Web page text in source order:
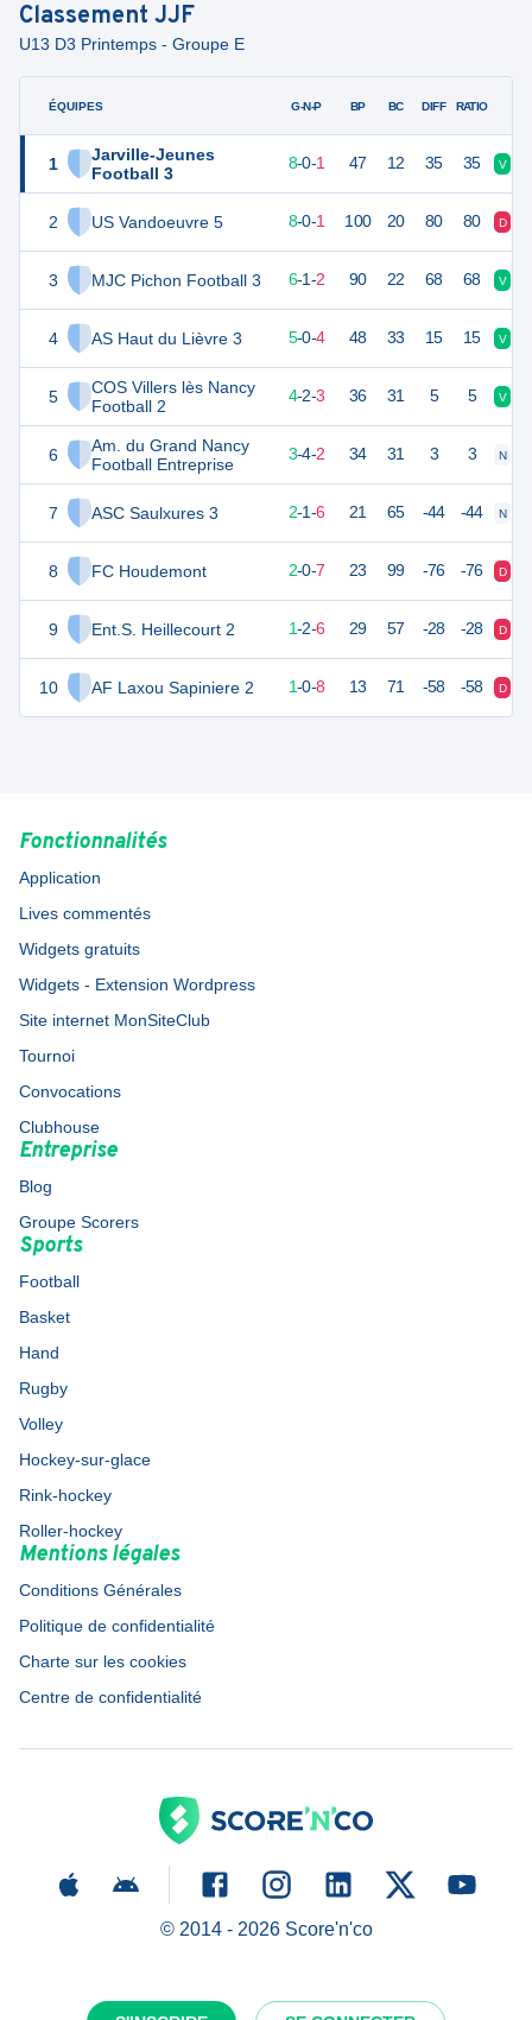
Classement JJF
U13 D3 Printemps - Groupe E
ÉQUIPES
1
Jarville-Jeunes
Football 3
2 US Vandoeuvre 5
3 MJC Pichon Football 3
4 AS Haut du Lièvre 3
5
COS Villers lès Nancy
Football 2
6
Am. du Grand Nancy
Football Entreprise
7 ASC Saulxures 3
8 FC Houdemont
9 Ent.S. Heillecourt 2
10 AF Laxou Sapiniere 2
G-N-P BP BC DIFF RATIO
24 8-0-1 47 12 35 35 V
24 8-0-1 100 20 80 80 D
19 9 6-1-2 90 22 68 68 V
15 5-0-4 48 33 15 15 V
14 9 4-2-3 36 31 5 5 V
13 3-4-2 34 31 3 3 N
7 2-1-6 21 65 -44 -44 N
2-0-7 23 99 -76 -76 D
5 1-2-6 29 57 -28 -28 D
3 9 1-0-8 13 71 -58 -58 D
Fonctionnalités
Application
Lives commentés
Widgets gratuits
Widgets - Extension Wordpress
Site internet MonSiteClub
Tournoi
Convocations
Clubhouse
Entreprise
Blog
Groupe Scorers
Sports
Football
Basket
Hand
Rugby
Volley
Hockey-sur-glace
Rink-hockey
Roller-hockey
Mentions légales
Conditions Générales
Politique de confidentialité
Charte sur les cookies
Centre de confidentialité
© 2014 - 2026Score'n'co